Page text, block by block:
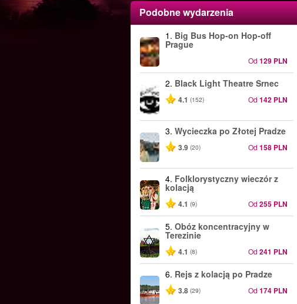
Podobne wydarzenia
1. Big Bus Hop-on Hop-off
Prague
Od 129 PLN
2. Black Light Theatre Srnec
4.1 (152) Od 142 PLN
3. Wycieczka po Złotej Pradze
3.9 (20) Od 158 PLN
4. Folklorystyczny wieczór z
kolacją
4.1 (9) Od 255 PLN
5. Obóz koncentracyjny w
Terezinie
4.1 (8) Od 241 PLN
6. Rejs z kolacją po Pradze
3.8 (29) Od 174 PLN